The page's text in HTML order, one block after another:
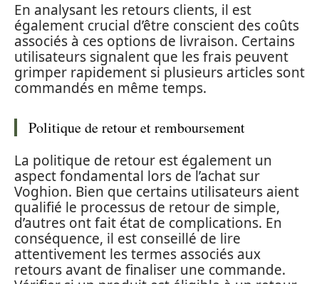
En analysant les retours clients, il est
également crucial d’être conscient des coûts
associés à ces options de livraison. Certains
utilisateurs signalent que les frais peuvent
grimper rapidement si plusieurs articles sont
commandés en même temps.
Politique de retour et remboursement
La politique de retour est également un
aspect fondamental lors de l’achat sur
Voghion. Bien que certains utilisateurs aient
qualifié le processus de retour de simple,
d’autres ont fait état de complications. En
conséquence, il est conseillé de lire
attentivement les termes associés aux
retours avant de finaliser une commande.